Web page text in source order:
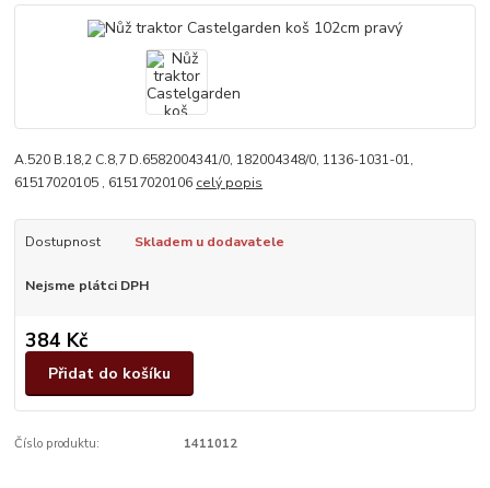
A.520 B.18,2 C.8,7 D.6582004341/0, 182004348/0, 1136-1031-01,
61517020105 , 61517020106 celý popis
Dostupnost Skladem u dodavatele
Nejsme plátci DPH
384 Kč
Přidat do košíku
Číslo produktu: 1411012